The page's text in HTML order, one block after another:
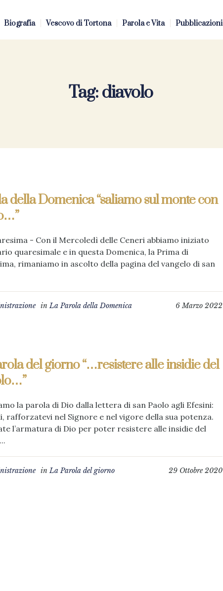
Biografia Vescovo di Tortona Parola e Vita Pubblicazioni
Tag:diavolo
della Domenica “saliamo sul monte con
- Con il Mercoledì delle Ceneri abbiamo iniziato
quaresimale e in questa Domenica, la Prima di
rimaniamo in ascolto della pagina del vangelo di san
6 Marzo 2022
inLa Parola della Domenica
del giorno “…resistere alle insidie del
la parola di Dio dalla lettera di san Paolo agli Efesini:
rafforzatevi nel Signore e nel vigore della sua potenza.
l’armatura di Dio per poter resistere alle insidie del
29 Ottobre 2020
inLa Parola del giorno